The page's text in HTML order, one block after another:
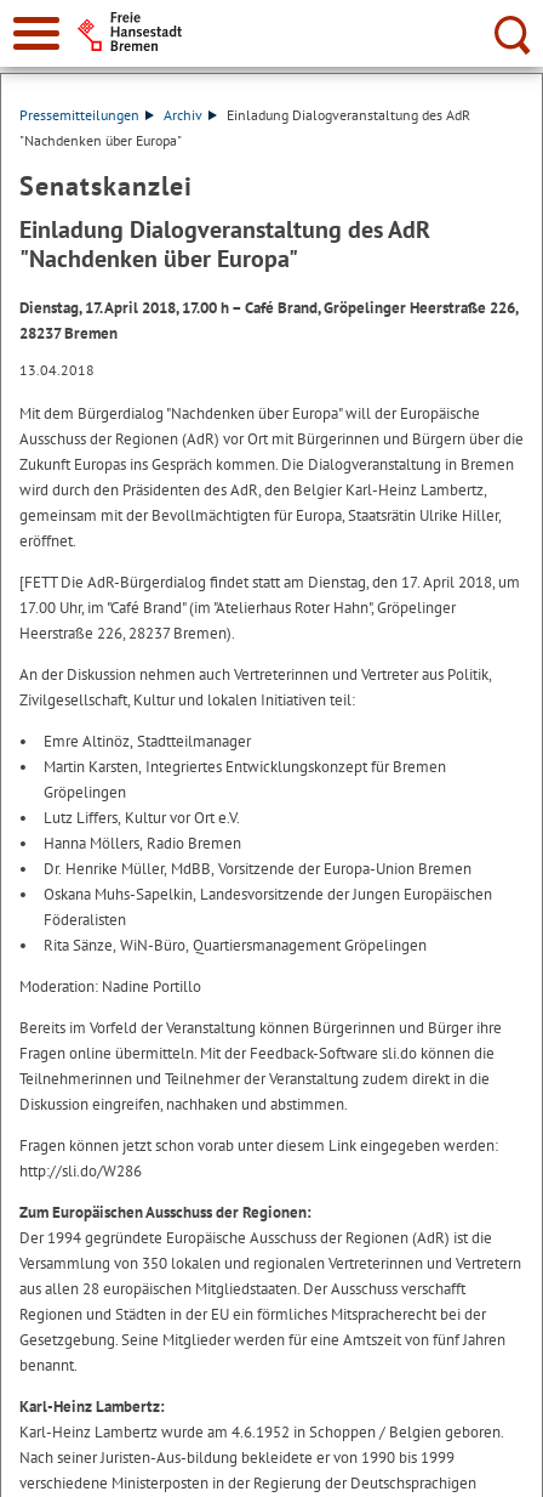
Suche:
Pressemitteilungen Archiv
Einladung Dialogveranstaltung des AdR
"Nachdenken über Europa"
Senatskanzlei
Einladung Dialogveranstaltung des AdR
"Nachdenken über Europa"
Dienstag, 17. April 2018, 17.00 h – Café Brand, Gröpelinger Heerstraße 226,
28237 Bremen
13.04.2018
Mit dem Bürgerdialog "Nachdenken über Europa" will der Europäische
Ausschuss der Regionen (AdR) vor Ort mit Bürgerinnen und Bürgern über die
Zukunft Europas ins Gespräch kommen. Die Dialogveranstaltung in Bremen
wird durch den Präsidenten des AdR, den Belgier Karl-Heinz Lambertz,
gemeinsam mit der Bevollmächtigten für Europa, Staatsrätin Ulrike Hiller,
eröffnet.
[FETT Die AdR-Bürgerdialog findet statt am Dienstag, den 17. April 2018, um
17.00 Uhr, im "Café Brand" (im "Atelierhaus Roter Hahn", Gröpelinger
Heerstraße 226, 28237 Bremen).
An der Diskussion nehmen auch Vertreterinnen und Vertreter aus Politik,
Zivilgesellschaft, Kultur und lokalen Initiativen teil:
Emre Altinöz, Stadtteilmanager
Martin Karsten, Integriertes Entwicklungskonzept für Bremen
Gröpelingen
Lutz Liffers, Kultur vor Ort e.V.
Hanna Möllers, Radio Bremen
Dr. Henrike Müller, MdBB, Vorsitzende der Europa-Union Bremen
Oskana Muhs-Sapelkin, Landesvorsitzende der Jungen Europäischen
Föderalisten
Rita Sänze, WiN-Büro, Quartiersmanagement Gröpelingen
Moderation: Nadine Portillo
Bereits im Vorfeld der Veranstaltung können Bürgerinnen und Bürger ihre
Fragen online übermitteln. Mit der Feedback-Software sli.do können die
Teilnehmerinnen und Teilnehmer der Veranstaltung zudem direkt in die
Diskussion eingreifen, nachhaken und abstimmen.
Fragen können jetzt schon vorab unter diesem Link eingegeben werden:
http://sli.do/W286
Zum Europäischen Ausschuss der Regionen:
Der 1994 gegründete Europäische Ausschuss der Regionen (AdR) ist die
Versammlung von 350 lokalen und regionalen Vertreterinnen und Vertretern
aus allen 28 europäischen Mitgliedstaaten. Der Ausschuss verschafft
Regionen und Städten in der EU ein förmliches Mitspracherecht bei der
Gesetzgebung. Seine Mitglieder werden für eine Amtszeit von fünf Jahren
benannt.
Karl-Heinz Lambertz:
Karl-Heinz Lambertz wurde am 4.6.1952 in Schoppen / Belgien geboren.
Nach seiner Juristen-Aus-bildung bekleidete er von 1990 bis 1999
verschiedene Ministerposten in der Regierung der Deutschsprachigen